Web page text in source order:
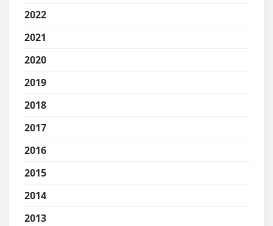
2022
2021
2020
2019
2018
2017
2016
2015
2014
2013